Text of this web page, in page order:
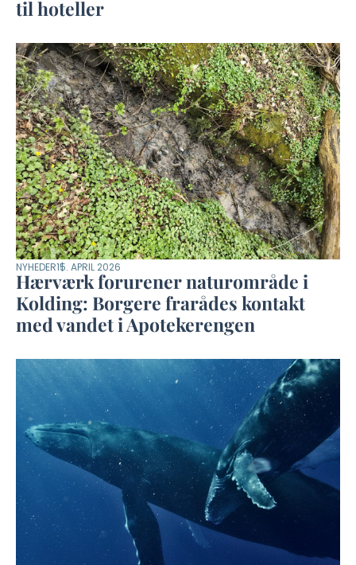
til hoteller
NYHEDER15. APRIL 2026
Hærværk forurener naturområde i
Kolding: Borgere frarådes kontakt
med vandet i Apotekerengen